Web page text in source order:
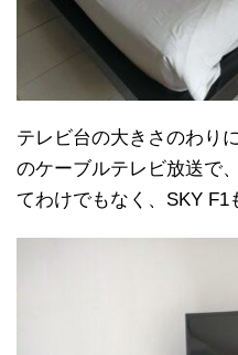
テレビ台の大きさのわり
のケーブルテレビ放送で
てわけでもなく、SKY F1